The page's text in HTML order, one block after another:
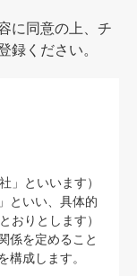
に同意の上、チ
ください。
」といいます）
といい、具体的
おりとします）
係を定めること
成します。